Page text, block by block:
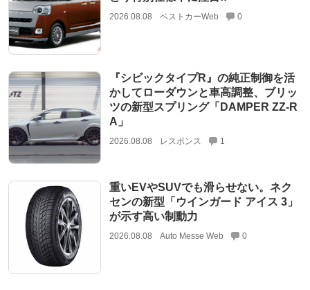
2026.08.08 ベストカーWeb 0
『シビックタイプR』の純正制御を活
かしてローダウンと車高調整、ブリッ
ツの新型スプリング「DAMPER ZZ-R
A」
2026.08.08 レスポンス 1
重いEVやSUVでも滑らせない。ネク
センの新型「ウインガード アイス 3」
が示す高い制動力
2026.08.08 Auto Messe Web 0